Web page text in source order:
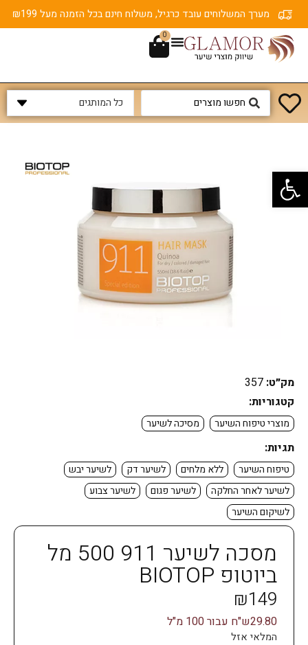
פתח סרגל נגישות
מערך המשלוחים עובד כרגיל, משלוח חינם בכל הזמנה מעל ₪199
0
מסכה לשיער 911 500 מל
ביוטופ BIOTOP
₪149
29.80ש"ח עבור 100 מ"ל
המלאי אזל
מק״ט: 357
קטגוריות:
מוצרי טיפוח השיער מסיכה לשיער
תגיות:
טיפוח השיער ללא מלחים לשיער דק
לשיער יבש
לשיער לאחר החלקה
לשיער פגום
לשיער צבוע
לשיקום השיער